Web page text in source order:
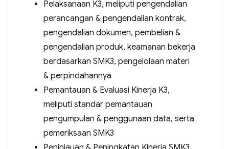
Pelaksanaan K3, meliputi pengendalian
perancangan & pengendalian kontrak,
pengendalian dokumen, pembelian &
pengendalian produk, keamanan bekerja
berdasarkan SMK3, pengelolaan materi
& perpindahannya
Pemantauan & Evaluasi Kinerja K3,
meliputi standar pemantauan
pengumpulan & penggunaan data, serta
pemeriksaan SMK3